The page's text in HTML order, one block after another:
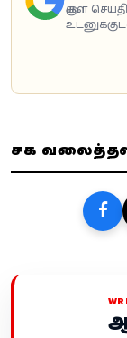
கூகுள்
சமூக